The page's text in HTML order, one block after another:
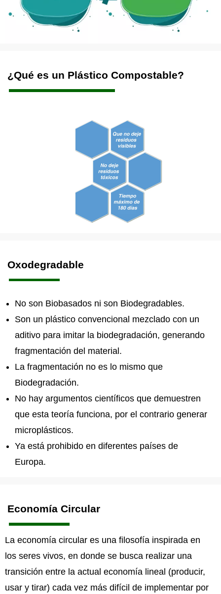
¿Qué es un Plástico Compostable?
Oxodegradable
No son Biobasados ni son Biodegradables.
Son un plástico convencional mezclado con un
aditivo para imitar la biodegradación, generando
fragmentación del material.
La fragmentación no es lo mismo que
Biodegradación.
No hay argumentos científicos que demuestren
que esta teoría funciona, por el contrario generar
microplásticos.
Ya está prohibido en diferentes países de
Europa.
Economía Circular
La economía circular es una filosofía inspirada en
los seres vivos, en donde se busca realizar una
transición entre la actual economía lineal (producir,
usar y tirar) cada vez más difícil de implementar por